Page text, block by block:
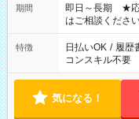
ご希望を教えて
期間
即日～長期 ★応
はご相談ください
特徴 日払いOK / 履歴
コンスキル不要
気になる！